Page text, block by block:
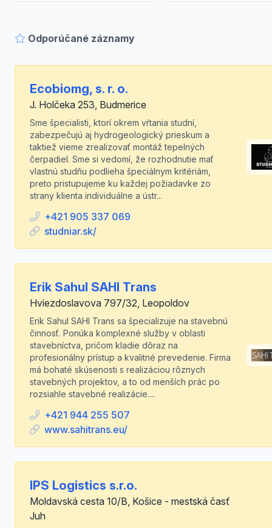
Odporúčané záznamy
Ecobiomg, s. r. o.
J. Holčeka 253, Budmerice
Sme špecialisti, ktorí okrem vŕtania studní,
zabezpečujú aj hydrogeologický prieskum a
taktiež vieme zrealizovať montáž tepelných
čerpadiel. Sme si vedomí, že rozhodnutie mať
vlastnú studňu podlieha špeciálnym kritériám,
preto pristupujeme ku každej požiadavke zo
strany klienta individuálne a ústr...
+421 905 337 069
studniar.sk/
Erik Sahul SAHI Trans
Hviezdoslavova 797/32, Leopoldov
Erik Sahul SAHI Trans sa špecializuje na stavebnú
činnosť. Ponúka komplexné služby v oblasti
stavebníctva, pričom kladie dôraz na
profesionálny prístup a kvalitné prevedenie. Firma
má bohaté skúsenosti s realizáciou rôznych
stavebných projektov, a to od menších prác po
rozsiahle stavebné realizácie....
+421 944 255 507
www.sahitrans.eu/
IPS Logistics s.r.o.
Moldavská cesta 10/B, Košice - mestská časť
Juh